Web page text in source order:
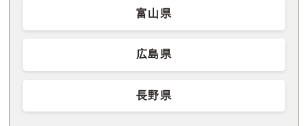
富山県
広島県
長野県